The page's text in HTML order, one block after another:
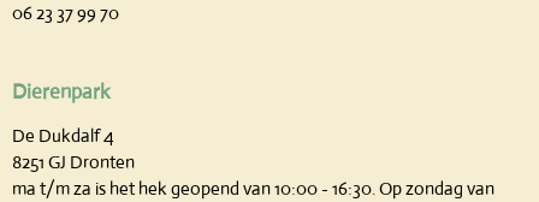
06 23 37 99 70
Dierenpark
De Dukdalf 4
8251 GJ Dronten
ma t/m za is het hek geopend van 10:00 - 16:30.Op zondag van